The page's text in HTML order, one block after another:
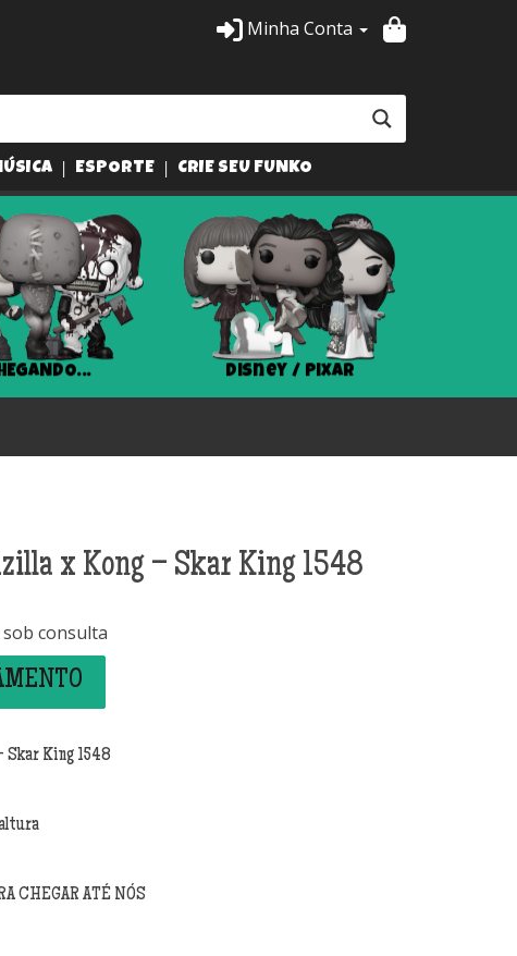
Minha Conta
ESPORTE CRIE SEU FUNKO
Disney / Pixar
x Kong – Skar King 1548
consulta
Skar King 1548
CHEGAR ATÉ NÓS